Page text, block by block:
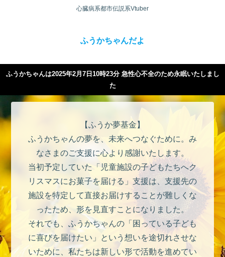
心臓病系都市伝説系Vtuber
ふうかちゃんだよ
ふうかちゃんは2025年2月7日10時23分 急性心不全のため永眠いたしまし
た
【ふうか夢基金】
ふうかちゃんの夢を、未来へつなぐために。み
なさまのご支援に心より感謝いたします。
当初予定していた「児童施設の子どもたちへク
リスマスにお菓子を届ける」支援は、支援先の
施設を特定して直接お届けすることが難しくな
ったため、形を見直すことになりました。
それでも、ふうかちゃんの「困っている子ども
に喜びを届けたい」という想いを途切れさせな
いために、私たちは新しい形で活動を進めてい